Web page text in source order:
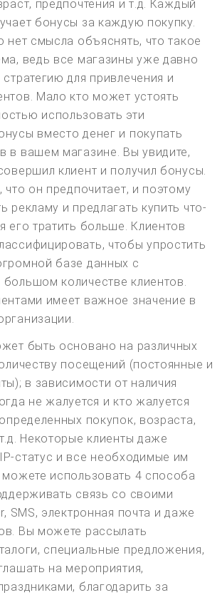
предпочтения и т.д. Каждый
бонусы за каждую покупку.
нет смысла объяснять, что такое
ведь все магазины уже давно
для привлечения и
Мало кто может устоять
использовать эти
вместо денег и покупать
в вашем магазине. Вы увидите,
клиент и получил бонусы.
что он предпочитает, и поэтому
рекламу и предлагать купить что-
его тратить больше. Клиентов
чтобы упростить
базе данных с
количестве клиентов.
имеет важное значение в
быть основано на различных
посещений (постоянные и
в зависимости от наличия
не жалуется и кто жалуется
покупок, возраста,
Некоторые клиенты даже
статус и все необходимые им
использовать 4 способа
связь со своими
SMS, электронная почта и даже
Вы можете рассылать
специальные предложения,
на мероприятия,
благодарить за